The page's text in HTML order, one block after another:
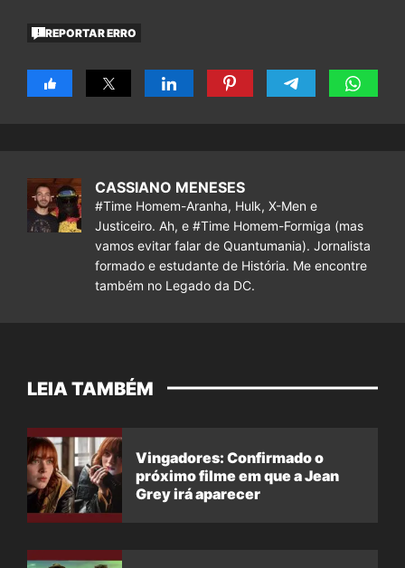
REPORTAR ERRO
CASSIANO MENESES
#Time Homem-Aranha, Hulk, X-Men e
Justiceiro. Ah, e #Time Homem-Formiga (mas
vamos evitar falar de Quantumania). Jornalista
formado e estudante de História. Me encontre
também no Legado da DC.
LEIA TAMBÉM
Vingadores: Confirmado o
próximo filme em que a Jean
Grey irá aparecer